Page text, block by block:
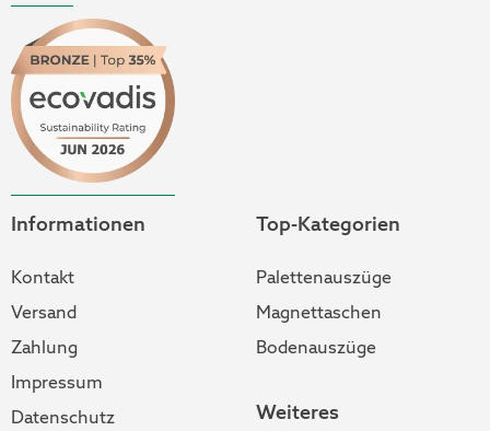
Informationen
Kontakt
Versand
Zahlung
Impressum
Datenschutz
Top-Kategorien
Palettenauszüge
Magnettaschen
Bodenauszüge
Weiteres